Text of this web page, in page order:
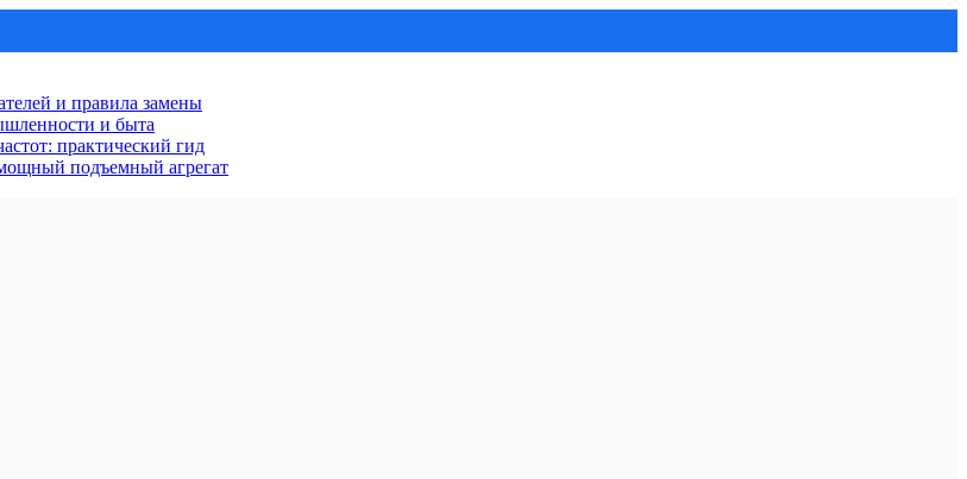
и правила замены
и быта
практический гид
подъемный агрегат